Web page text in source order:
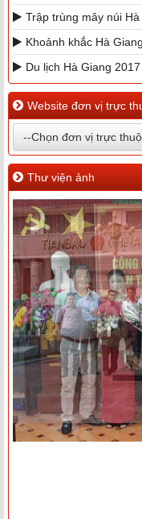
Trập trùng mây núi Hà
Khoảnh khắc Hà Giang
Du lịch Hà Giang 2017
Website đơn vị trực
--Chọn đơn vị trực
Thư viện ảnh